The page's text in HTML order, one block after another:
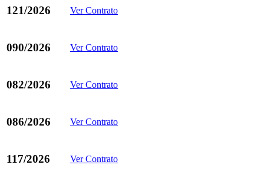
121/2026 Ver Contrato
090/2026 Ver Contrato
082/2026 Ver Contrato
086/2026 Ver Contrato
117/2026 Ver Contrato